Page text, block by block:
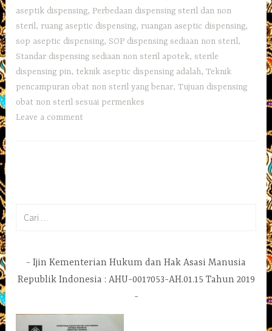
aseptik dispensing, Perbedaan dispensing steril dan non
steril, ruang aseptic dispensing, ruangan aseptic dispensing,
sop aseptic dispensing, SOP dispensing sediaan non steril,
Standar dispensing sediaan non steril apotek,sterile
dispensing pin, teknik aseptic dispensing adalah,Teknik
pencampuran obat non steril yang benar,Tujuan dispensing
obat non steril sesuai permenkes
Leave a comment
Ijin Kementerian Hukum dan Hak Asasi Manusia
Republik Indonesia : AHU-0017053-AH.01.15 Tahun 2019